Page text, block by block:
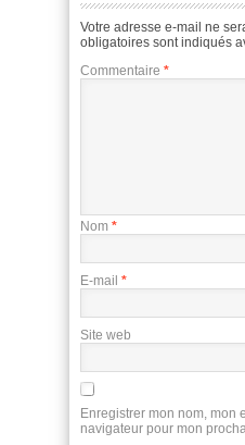
Votre adresse e-mail ne
obligatoires sont indiqués
Commentaire *
Nom *
E-mail *
Site web
Enregistrer mon nom, mon
navigateur pour mon